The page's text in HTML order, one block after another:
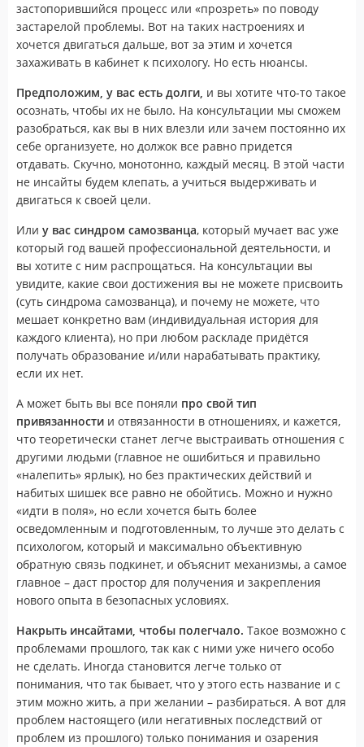
застопорившийся процесс или «прозреть» по поводу
застарелой проблемы. Вот на таких настроениях и
хочется двигаться дальше, вот за этим и хочется
захаживать в кабинет к психологу. Но есть нюансы.
Предположим, у вас есть долги, и вы хотите что-то такое
осознать, чтобы их не было. На консультации мы сможем
разобраться, как вы в них влезли или зачем постоянно их
себе организуете, но должок все равно придется
отдавать. Скучно, монотонно, каждый месяц. В этой части
не инсайты будем клепать, а учиться выдерживать и
двигаться к своей цели.
Или у вас синдром самозванца, который мучает вас уже
который год вашей профессиональной деятельности, и
вы хотите с ним распрощаться. На консультации вы
увидите, какие свои достижения вы не можете присвоить
(суть синдрома самозванца), и почему не можете, что
мешает конкретно вам (индивидуальная история для
каждого клиента), но при любом раскладе придётся
получать образование и/или нарабатывать практику,
если их нет.
А может быть вы все поняли про свой тип
привязанности и отвязанности в отношениях, и кажется,
что теоретически станет легче выстраивать отношения с
другими людьми (главное не ошибиться и правильно
«налепить» ярлык), но без практических действий и
набитых шишек все равно не обойтись. Можно и нужно
«идти в поля», но если хочется быть более
осведомленным и подготовленным, то лучше это делать с
психологом, который и максимально объективную
обратную связь подкинет, и объяснит механизмы, а самое
главное – даст простор для получения и закрепления
нового опыта в безопасных условиях.
Накрыть инсайтами, чтобы полегчало. Такое возможно с
проблемами прошлого, так как с ними уже ничего особо
не сделать. Иногда становится легче только от
понимания, что так бывает, что у этого есть название и с
этим можно жить, а при желании – разбираться. А вот для
проблем настоящего (или негативных последствий от
проблем из прошлого) только понимания и озарения